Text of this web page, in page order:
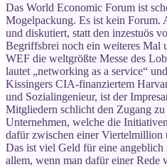
Das World Economic Forum ist
Mogelpackung. Es ist kein Forum.
und diskutiert, statt den inzestuös
Begriffsbrei noch ein weiteres Mal
WEF die weltgrößte Messe des
lautet „networking as a service“
Kissingers CIA-finanziertem
und Sozialingenieur, ist der
Mitgliedern schlicht den Zugang
Unternehmen, welche die
dafür zwischen einer
Das ist viel Geld für eine angeblich
allem, wenn man dafür einer Rede